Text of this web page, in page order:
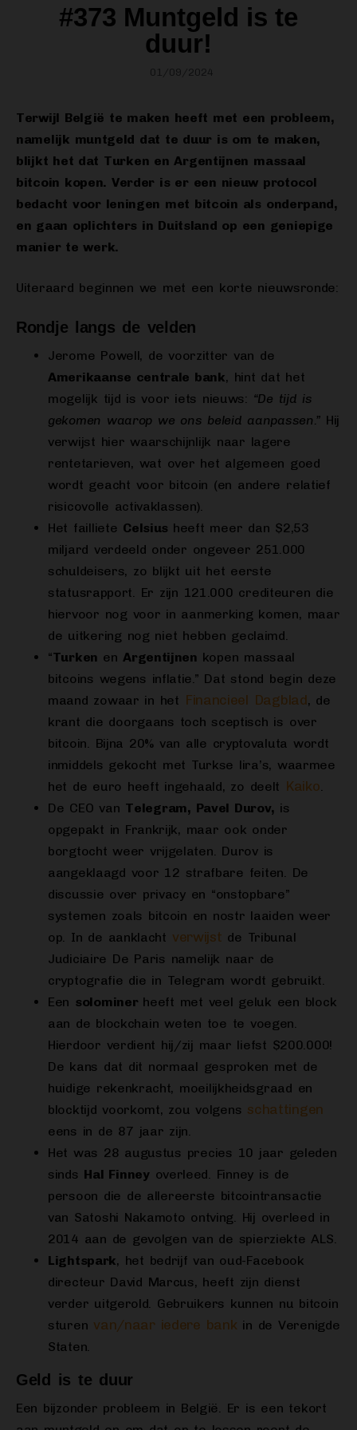
#373 Muntgeld is te
duur!
01/09/2024
Terwijl België te maken heeft met een probleem,
namelijk muntgeld dat te duur is om te maken,
blijkt het dat Turken en Argentijnen massaal
bitcoin kopen. Verder is er een nieuw protocol
bedacht voor leningen met bitcoin als onderpand,
en gaan oplichters in Duitsland op een geniepige
manier te werk.
Uiteraard beginnen we met een korte nieuwsronde:
Rondje langs de velden
Jerome Powell, de voorzitter van de
Amerikaanse centrale bank, hint dat het
mogelijk tijd is voor iets nieuws: “De tijd is
gekomen waarop we ons beleid aanpassen.” Hij
verwijst hier waarschijnlijk naar lagere
rentetarieven, wat over het algemeen goed
wordt geacht voor bitcoin (en andere relatief
risicovolle activaklassen).
Het failliete Celsius heeft meer dan $2,53
miljard verdeeld onder ongeveer 251.000
schuldeisers, zo blijkt uit het eerste
statusrapport. Er zijn 121.000 crediteuren die
hiervoor nog voor in aanmerking komen, maar
de uitkering nog niet hebben geclaimd.
“Turken enArgentijnen kopen massaal
bitcoins wegens inflatie.” Dat stond begin deze
maand zowaar in het Financieel Dagblad, de
krant die doorgaans toch sceptisch is over
bitcoin. Bijna 20% van alle cryptovaluta wordt
inmiddels gekocht met Turkse lira’s, waarmee
het de euro heeft ingehaald, zo deelt Kaiko.
De CEO van Telegram, Pavel Durov, is
opgepakt in Frankrijk, maar ook onder
borgtocht weer vrijgelaten. Durov is
aangeklaagd voor 12 strafbare feiten. De
discussie over privacy en “onstopbare”
systemen zoals bitcoin en nostr laaiden weer
op. In de aanklacht verwijst de Tribunal
Judiciaire De Paris namelijk naar de
cryptografie die in Telegram wordt gebruikt.
Een solominer heeft met veel geluk een block
aan de blockchain weten toe te voegen.
Hierdoor verdient hij/zij maar liefst $200.000!
De kans dat dit normaal gesproken met de
huidige rekenkracht, moeilijkheidsgraad en
blocktijd voorkomt, zou volgens schattingen
eens in de 87 jaar zijn.
Het was 28 augustus precies 10 jaar geleden
sinds Hal Finneyoverleed. Finney is de
persoon die de allereerste bitcointransactie
van Satoshi Nakamoto ontving. Hij overleed in
2014 aan de gevolgen van de spierziekte ALS.
Lightspark, het bedrijf van oud-Facebook
directeur David Marcus, heeft zijn dienst
verder uitgerold. Gebruikers kunnen nu bitcoin
sturen van/naar iedere bank in de Verenigde
Staten.
Geld is te duur
Een bijzonder probleem in België. Er is een tekort